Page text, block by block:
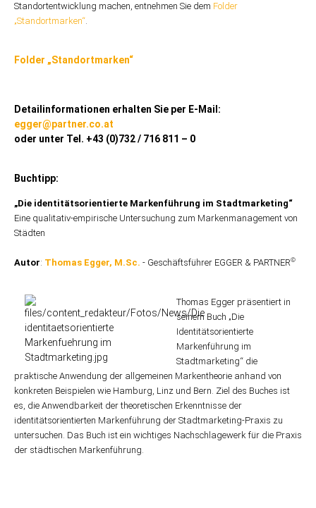
Standortentwicklung machen, entnehmen Sie dem Folder
„Standortmarken“.
Folder „Standortmarken“
Detailinformationen erhalten Sie per E-Mail:
egger@partner.co.at
oder unter Tel. +43 (0)732 / 716 811 – 0
Buchtipp:
„Die identitätsorientierte Markenführung im Stadtmarketing“
Eine qualitativ-empirische Untersuchung zum Markenmanagement von
Städten
Autor: Thomas Egger, M.Sc. - Geschäftsführer EGGER & PARTNER©
Thomas Egger präsentiert in
seinem Buch „Die
Identitätsorientierte
Markenführung im
Stadtmarketing“ die
praktische Anwendung der allgemeinen Markentheorie anhand von
konkreten Beispielen wie Hamburg, Linz und Bern. Ziel des Buches ist
es, die Anwendbarkeit der theoretischen Erkenntnisse der
identitätsorientierten Markenführung der Stadtmarketing-Praxis zu
untersuchen. Das Buch ist ein wichtiges Nachschlagewerk für die Praxis
der städtischen Markenführung.